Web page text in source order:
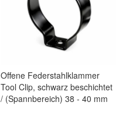
Offene Federstahlklammer
Tool Clip, schwarz beschichtet
/ (Spannbereich) 38 - 40 mm